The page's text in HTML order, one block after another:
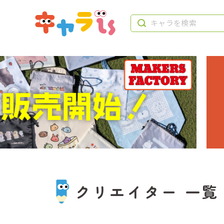
クリエイター 一覧